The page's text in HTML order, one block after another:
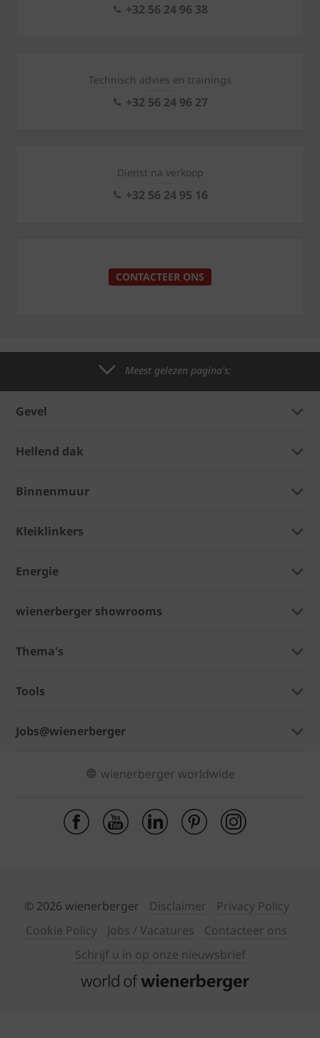
+32 56 24 96 38
Technisch advies en trainings
+32 56 24 96 27
Dienst na verkoop
+32 56 24 95 16
CONTACTEER ONS
Meest gelezen pagina's:
Gevel
Hellend dak
Binnenmuur
Kleiklinkers
Energie
wienerberger showrooms
Thema's
Tools
Jobs@wienerberger
wienerberger worldwide
© 2026 wienerberger Disclaimer
Privacy Policy
Cookie Policy
Jobs / Vacatures
Contacteer ons
Schrijf u in op onze nieuwsbrief